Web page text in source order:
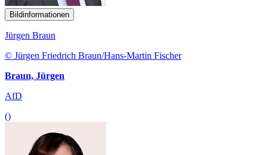
Bildinformationen
Jürgen Braun
© Jürgen Friedrich Braun/Hans-Martin Fischer
Braun, Jürgen
AfD
()